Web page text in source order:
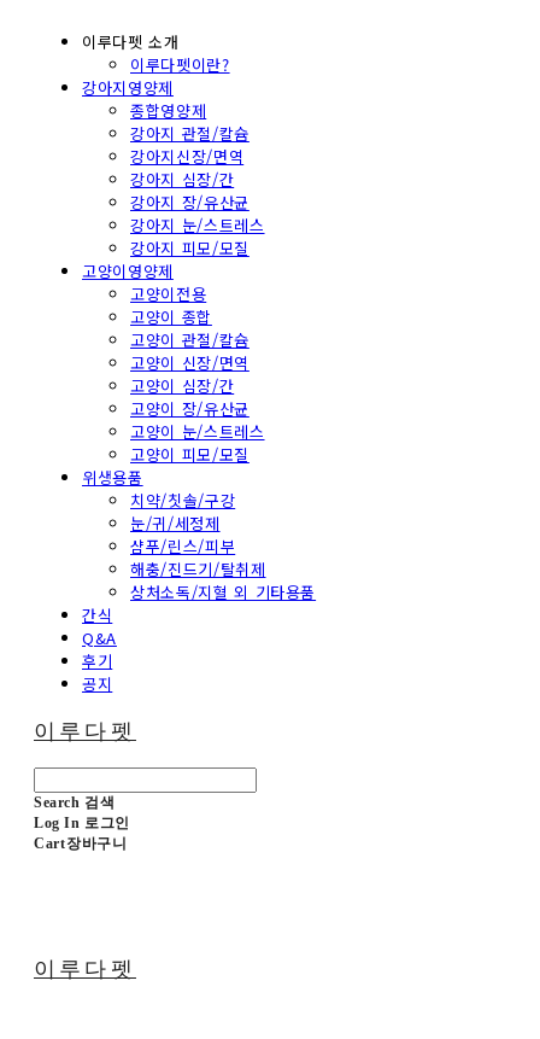
이루다펫 소개
이루다펫이란?
강아지영양제
종합영양제
강아지 관절/칼슘
강아지신장/면역
강아지 심장/간
강아지 장/유산균
강아지 눈/스트레스
강아지 피모/모질
고양이영양제
고양이전용
고양이 종합
고양이 관절/칼슘
고양이 신장/면역
고양이 심장/간
고양이 장/유산균
고양이 눈/스트레스
고양이 피모/모질
위생용품
치약/칫솔/구강
눈/귀/세정제
샴푸/린스/피부
해충/진드기/탈취제
상처소독/지혈 외 기타용품
간식
Q&A
후기
공지
이루다펫
Search 검색
Log In 로그인
Cart장바구니
이루다펫